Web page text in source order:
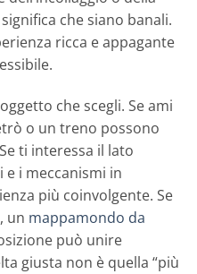
che siano banali.
ricca e appagante
che scegli. Se ami
o un treno possono
ti interessa il lato
e i meccanismi in
più coinvolgente. Se
un mappamondo da
può unire
giusta non è quella “più